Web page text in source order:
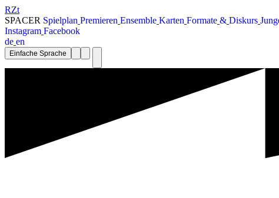
RZt
SPACER Spielplan Premieren Ensemble Karten Formate & Diskurs Jung
Instagram Facebook
de en
Einfache Sprache